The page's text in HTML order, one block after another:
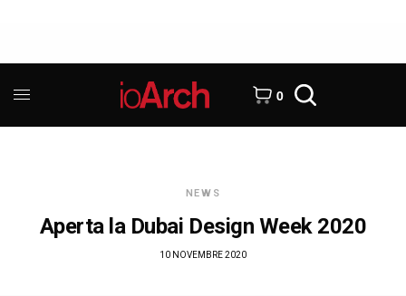
0
NEWS
Aperta la Dubai Design Week 2020
10 NOVEMBRE 2020